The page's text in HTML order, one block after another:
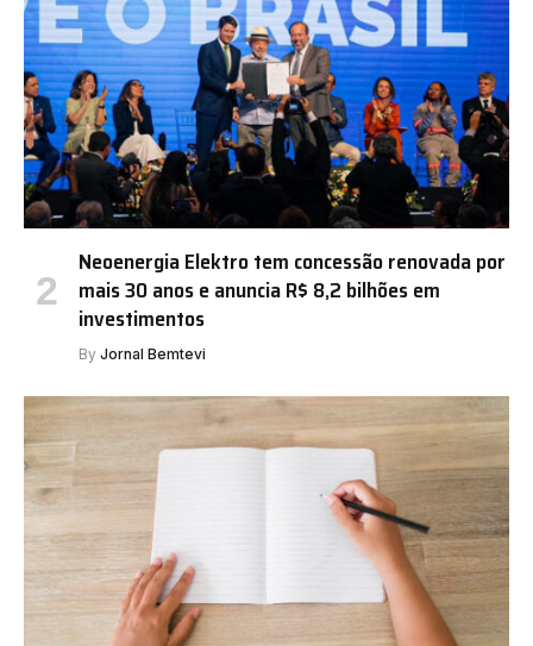
Neoenergia Elektro tem concessão renovada por
mais 30 anos e anuncia R$ 8,2 bilhões em
investimentos
By Jornal Bemtevi